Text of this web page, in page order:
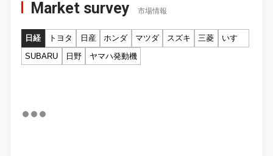
Market survey 市場情報
日経 トヨタ 日産 ホンダ マツダ スズキ 三菱
いすゞ
SUBARU
日野 ヤマハ発動機